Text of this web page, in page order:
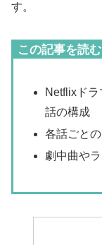
す。
この記事を読
Netflixド
話の構成
各話ごと
劇中曲や